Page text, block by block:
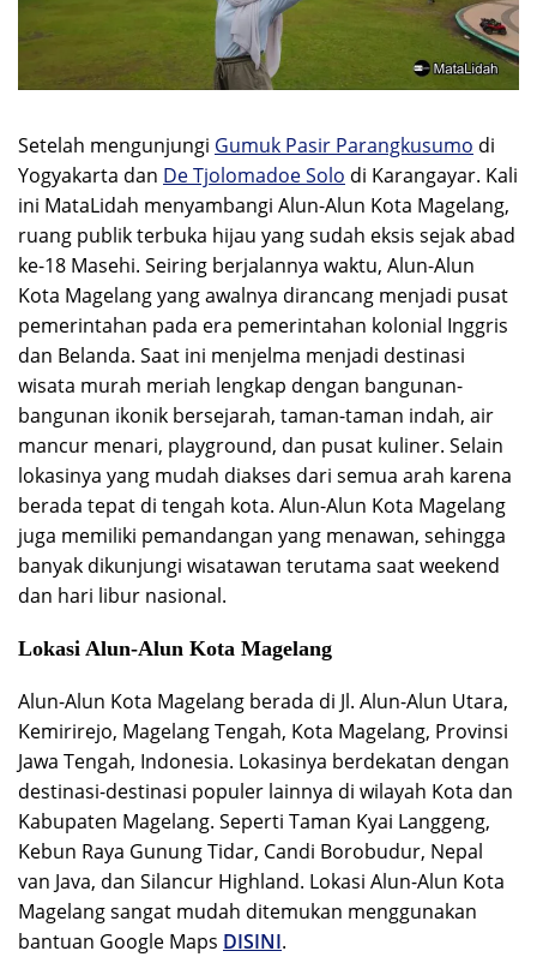
Setelah mengunjungi Gumuk Pasir Parangkusumo di
Yogyakarta dan De Tjolomadoe Solo di Karangayar. Kali
ini MataLidah menyambangi Alun-Alun Kota Magelang,
ruang publik terbuka hijau yang sudah eksis sejak abad
ke-18 Masehi. Seiring berjalannya waktu, Alun-Alun
Kota Magelang yang awalnya dirancang menjadi pusat
pemerintahan pada era pemerintahan kolonial Inggris
dan Belanda. Saat ini menjelma menjadi destinasi
wisata murah meriah lengkap dengan bangunan-
bangunan ikonik bersejarah, taman-taman indah, air
mancur menari, playground, dan pusat kuliner. Selain
lokasinya yang mudah diakses dari semua arah karena
berada tepat di tengah kota. Alun-Alun Kota Magelang
juga memiliki pemandangan yang menawan, sehingga
banyak dikunjungi wisatawan terutama saat weekend
dan hari libur nasional.
Lokasi Alun-Alun Kota Magelang
Alun-Alun Kota Magelang berada di Jl. Alun-Alun Utara,
Kemirirejo, Magelang Tengah, Kota Magelang, Provinsi
Jawa Tengah, Indonesia. Lokasinya berdekatan dengan
destinasi-destinasi populer lainnya di wilayah Kota dan
Kabupaten Magelang. Seperti Taman Kyai Langgeng,
Kebun Raya Gunung Tidar, Candi Borobudur, Nepal
van Java, dan Silancur Highland. Lokasi Alun-Alun Kota
Magelang sangat mudah ditemukan menggunakan
bantuan Google Maps DISINI.